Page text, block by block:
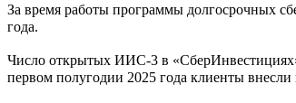
За время работы программы долгосрочных
года.
Число открытых ИИС-3 в
первом полугодии 2025 года клиенты